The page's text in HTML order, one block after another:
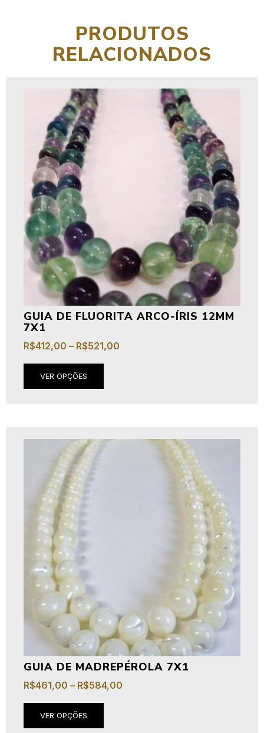
PRODUTOS
RELACIONADOS
GUIA DE FLUORITA ARCO-ÍRIS 12MM
7X1
R$412,00 – R$521,00
VER OPÇÕES
GUIA DE MADREPÉROLA 7X1
R$461,00 – R$584,00
VER OPÇÕES